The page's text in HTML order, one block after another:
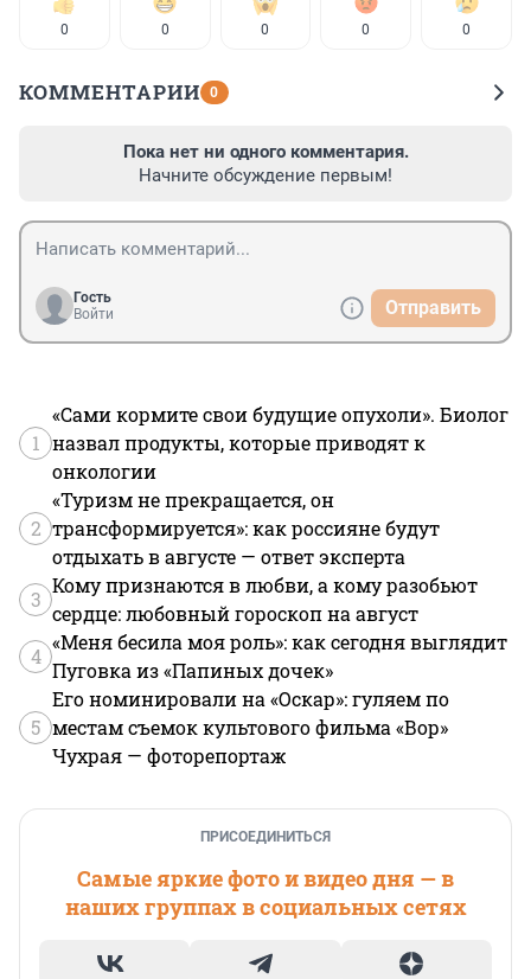
0 0 0 0 0
КОММЕНТАРИИ 0
Пока нет ни одного комментария.
Начните обсуждение первым!
Гость
Войти
Отправить
1
«Сами кормите свои будущие опухоли». Биолог
назвал продукты, которые приводят к
онкологии
2
«Туризм не прекращается, он
трансформируется»: как россияне будут
отдыхать в августе — ответ эксперта
3
Кому признаются в любви, а кому разобьют
сердце: любовный гороскоп на август
4
«Меня бесила моя роль»: как сегодня выглядит
Пуговка из «Папиных дочек»
5
Его номинировали на «Оскар»: гуляем по
местам съемок культового фильма «Вор»
Чухрая — фоторепортаж
ПРИСОЕДИНИТЬСЯ
Самые яркие фото и видео дня — в
наших группах в социальных сетях